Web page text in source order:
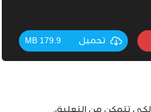
تحميل 179.9 MB
لكي تتمكن من التعليق.